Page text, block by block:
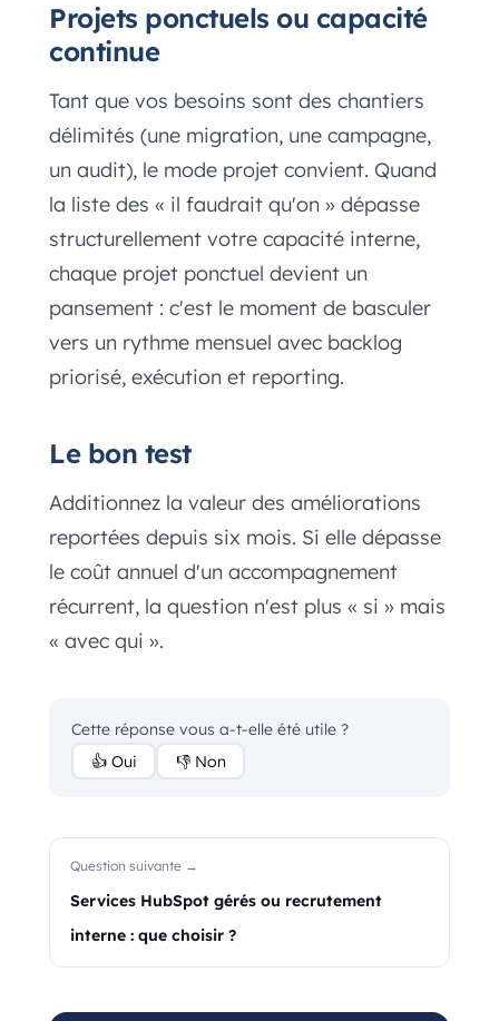
Projets ponctuels ou capacité
continue
Tant que vos besoins sont des chantiers
délimités (une migration, une campagne,
un audit), le mode projet convient. Quand
la liste des « il faudrait qu'on » dépasse
structurellement votre capacité interne,
chaque projet ponctuel devient un
pansement : c'est le moment de basculer
vers un rythme mensuel avec backlog
priorisé, exécution et reporting.
Le bon test
Additionnez la valeur des améliorations
reportées depuis six mois. Si elle dépasse
le coût annuel d'un accompagnement
récurrent, la question n'est plus « si » mais
« avec qui ».
Cette réponse vous a-t-elle été utile ?
👍 Oui
👎 Non
Question suivante →
Services HubSpot gérés ou recrutement
interne : que choisir ?